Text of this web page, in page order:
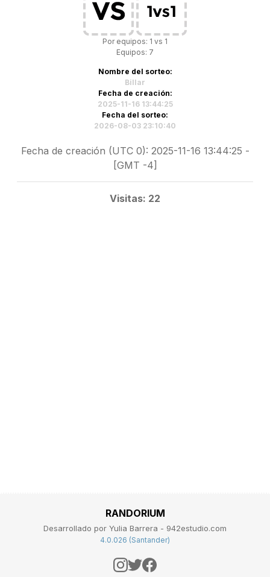
Por equipos: 1 vs 1
Equipos: 7
Nombre del sorteo:
Billar
Fecha de creación:
2025-11-16 13:44:25
Fecha del sorteo:
2026-08-03 23:10:40
Fecha de creación (UTC 0): 2025-11-16 13:44:25 -
[GMT -4]
Visitas: 22
RANDORIUM
Desarrollado por Yulia Barrera - 942estudio.com
4.0.026 (Santander)